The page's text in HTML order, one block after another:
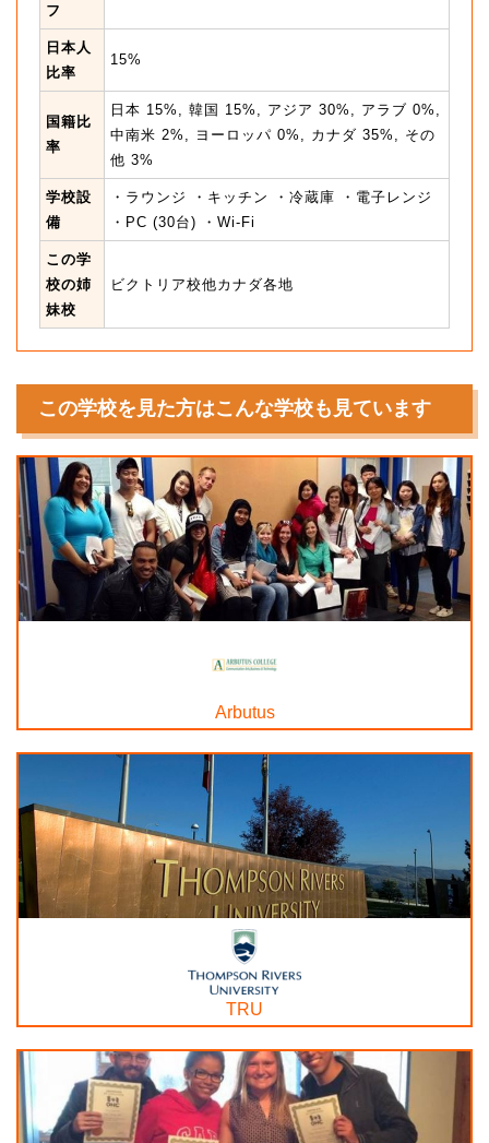
フ
日本人
比率
15%
国籍比
率
日本 15%, 韓国 15%, アジア 30%, アラブ 0%,
中南米 2%, ヨーロッパ 0%, カナダ 35%, その
他 3%
学校設
備
・ラウンジ ・キッチン ・冷蔵庫 ・電子レンジ
・PC (30台) ・Wi-Fi
この学
校の姉
妹校
ビクトリア校他カナダ各地
この学校を見た方はこんな学校も見ています
Arbutus
TRU